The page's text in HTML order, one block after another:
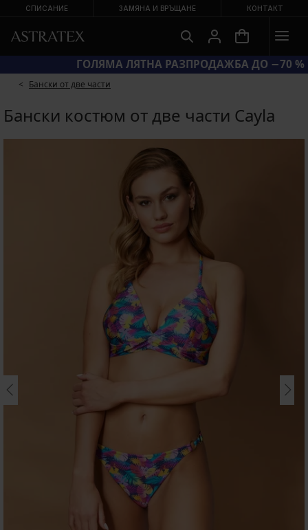
СПИСАНИЕ ЗАМЯНА И ВРЪЩАНЕ КОНТАКТ
КОД BRA20 = СУТИЕНИ −20 %
Бански от две части
Бански костюм от две части Cayla